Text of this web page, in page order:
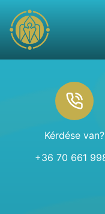
Kérdése van?
+36 70 661